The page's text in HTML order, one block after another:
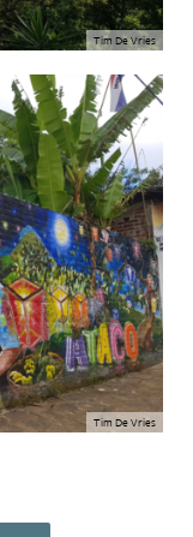
Tim De Vries
Tim De Vries